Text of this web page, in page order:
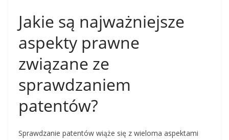
Jakie są najważniejsze
aspekty prawne
związane ze
sprawdzaniem
patentów?
Sprawdzanie patentów wiąże się z wieloma aspektami